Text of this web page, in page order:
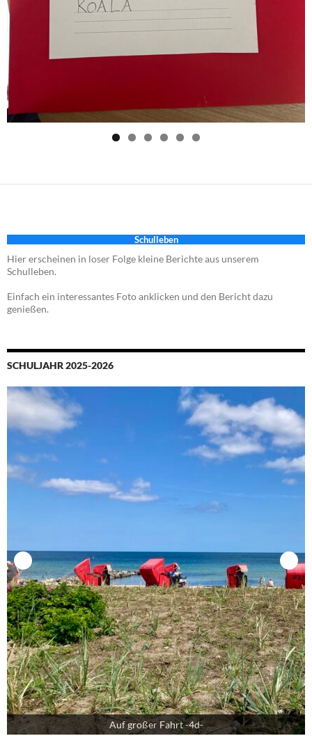
Schulleben
Hier erscheinen in loser Folge kleine Berichte aus unserem
Schulleben.
Einfach ein interessantes Foto anklicken und den Bericht dazu
genießen.
SCHULJAHR 2025-2026
Auf großer Fahrt -4d-